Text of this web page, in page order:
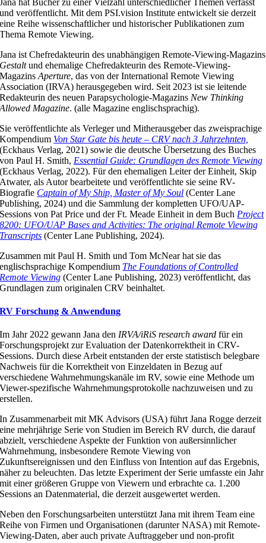
und veröffentlicht. Mit dem PSI.vision Institute entwickelt sie derzeit
eine Reihe wissenschaftlicher und historischer Publikationen zum
Thema Remote Viewing.
Jana ist Chefredakteurin des unabhängigen Remote-Viewing-Magazins
Gestaltund ehemalige Chefredakteurin des Remote-Viewing-
MagazinsAperture, das von der International Remote Viewing
Association (IRVA) herausgegeben wird. Seit 2023 ist sie leitende
Redakteurin des neuen Parapsychologie-Magazins New Thinking
Allowed Magazine. (alle Magazine englischsprachig).
Sie veröffentlichte als Verleger und Mitherausgeber das zweisprachige
Kompendium Von Star Gate bis heute – CRV nach 3 Jahrzehnten,
(Eckhaus Verlag, 2021) sowie die deutsche Übersetzung des Buches
von Paul H. Smith, Essential Guide: Grundlagen des Remote Viewing
(Eckhaus Verlag, 2022). Für den ehemaligen Leiter der Einheit, Skip
Atwater, als Autor bearbeitete und veröffentlichte sie seine RV-
Biografie Captain of My Ship, Master of My Soul (Center Lane
Publishing, 2024) und die Sammlung der kompletten UFO/UAP-
Sessions von Pat Price und der Ft. Meade Einheit in dem Buch Project
8200: UFO/UAP Bases and Activities: The original Remote Viewing
Transcripts (Center Lane Publishing, 2024).
Zusammen mit Paul H. Smith und Tom McNear hat sie das
englischsprachige Kompendium The Foundations of Controlled
Remote Viewing (Center Lane Publishing, 2023) veröffentlicht, das
Grundlagen zum originalen CRV beinhaltet.
RV Forschung & Anwendung
Im Jahr 2022 gewann Jana den IRVA/iRiS research award für ein
Forschungsprojekt zur Evaluation der Datenkorrektheit in CRV-
Sessions. Durch diese Arbeit entstanden der erste statistisch belegbare
Nachweis für die Korrektheit von Einzeldaten in Bezug auf
verschiedene Wahrnehmungskanäle im RV, sowie eine Methode um
Viewer-spezifische Wahrnehmungsprotokolle nachzuweisen und zu
erstellen.
In Zusammenarbeit mit MK Advisors (USA) führt Jana Rogge derzeit
eine mehrjährige Serie von Studien im Bereich RV durch, die darauf
abzielt, verschiedene Aspekte der Funktion von außersinnlicher
Wahrnehmung, insbesondere Remote Viewing von
Zukunftsereignissen und den Einfluss von Intention auf das Ergebnis,
näher zu beleuchten. Das letzte Experiment der Serie umfasste ein Jahr
mit einer größeren Gruppe von Viewern und erbrachte ca. 1.200
Sessions an Datenmaterial, die derzeit ausgewertet werden.
Neben den Forschungsarbeiten unterstützt Jana mit ihrem Team eine
Reihe von Firmen und Organisationen (darunter NASA) mit Remote-
Viewing-Daten, aber auch private Auftraggeber und non-profit